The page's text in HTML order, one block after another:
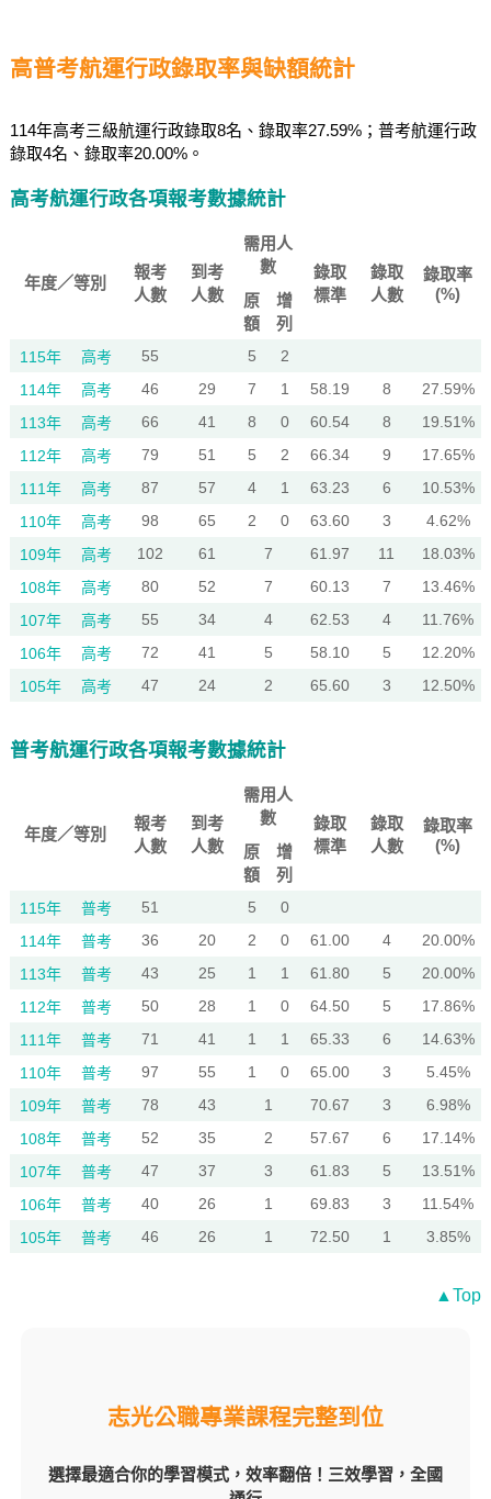
高普考航運行政錄取率與缺額統計
114年高考三級航運行政錄取8名、錄取率27.59%；普考航運行政
錄取4名、錄取率20.00%。
高考航運行政各項報考數據統計
年度／等別
報考
人數
到考
人數
需用人
數
錄取
標準
錄取
人數
錄取率
(%)
原
額
增
列
115年 高考 55 5
2
114年
高考 46 29 7 1 58.19 8
27.59%
113年
高考 66 41 8 0 60.54 8
19.51%
112年
高考 79 51 5 2 66.34 9
17.65%
111年
高考 87 57 4 1 63.23 6
10.53%
110年
高考 98 65 2 0 63.60 3
4.62%
109年
高考 102 61 7 61.97 11
18.03%
108年
高考 80 52 7 60.13 7
13.46%
107年
高考 55 34 4 62.53 4
11.76%
106年
高考 72 41 5 58.10 5
12.20%
105年
高考 47 24 2 65.60 3 12.50%
普考航運行政各項報考數據統計
年度／等別
報考
人數
到考
人數
需用人
數
錄取
標準
錄取
人數
錄取率
(%)
原
額
增
列
115年 普考 51 5
0
114年
普考 36 20 2 0 61.00 4
20.00%
113年
普考 43 25 1 1 61.80 5
20.00%
112年
普考 50 28 1 0 64.50 5
17.86%
111年
普考 71 41 1 1 65.33 6
14.63%
110年
普考 97 55 1 0 65.00 3
5.45%
109年
普考 78 43 1 70.67 3
6.98%
108年
普考 52 35 2 57.67 6
17.14%
107年
普考 47 37 3 61.83 5
13.51%
106年
普考 40 26 1 69.83 3
11.54%
105年
普考 46 26 1 72.50 1 3.85%
▲Top
志光公職專業課程完整到位
選擇最適合你的學習模式，效率翻倍！三效學習，全國